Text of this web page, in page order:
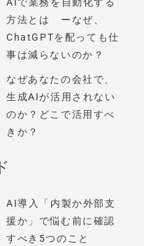
AIで業務を自動化する
方法とは ーなぜ、
ChatGPTを配っても仕
事は減らないのか？
なぜあなたの会社で、
生成AIが活用されない
のか？どこで活用すべ
きか？
AI導入「内製か外部支
援か」で悩む前に確認
すべき5つのこと